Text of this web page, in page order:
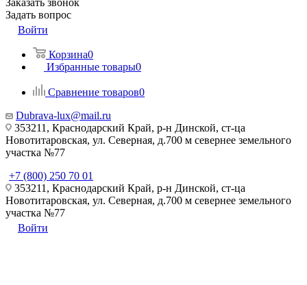
Заказать звонок
Задать вопрос
Войти
Корзина0
Избранные товары0
Сравнение товаров0
Dubrava-lux@mail.ru
353211, Краснодарский Край, р-н Динской, ст-ца
Новотитаровская, ул. Северная, д.700 м севернее земельного
участка №77
+7 (800) 250 70 01
353211, Краснодарский Край, р-н Динской, ст-ца
Новотитаровская, ул. Северная, д.700 м севернее земельного
участка №77
Войти